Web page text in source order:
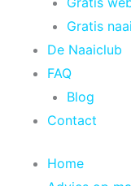
Gratis
De Naaiclub
FAQ
Blog
Contact
Home